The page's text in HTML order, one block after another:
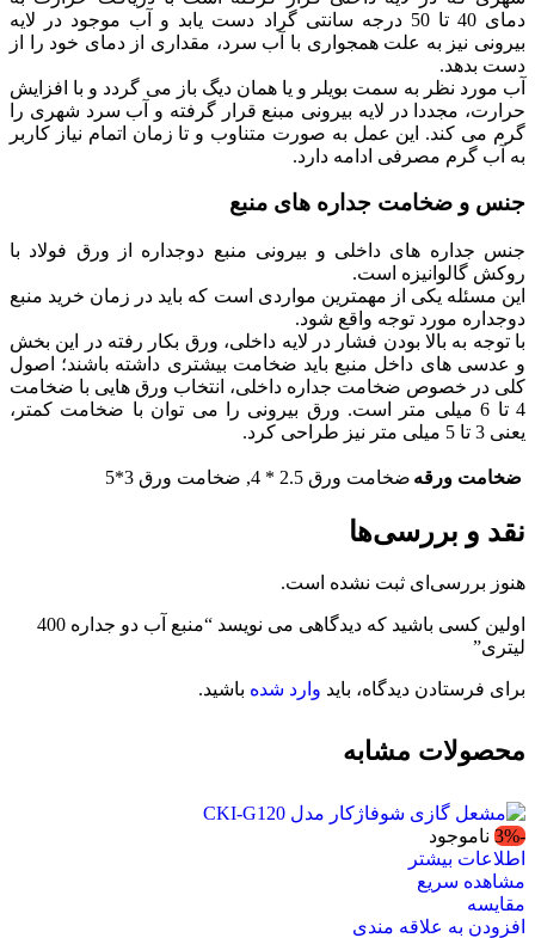
دمای 40 تا 50 درجه سانتی گراد دست یابد و آب موجود در لایه
بیرونی نیز به علت همجواری با آب سرد، مقداری از دمای خود را از
دست بدهد.
آب مورد نظر به سمت بویلر و یا همان دیگ باز می گردد و با افزایش
حرارت، مجددا در لایه بیرونی مبنع قرار گرفته و آب سرد شهری را
گرم می کند. این عمل به صورت متناوب و تا زمان اتمام نیاز کاربر
به آب گرم مصرفی ادامه دارد.
جنس و ضخامت جداره های منبع
جنس جداره های داخلی و بیرونی منبع دوجداره از ورق فولاد با
روکش گالوانیزه است.
این مسئله یکی از مهمترین مواردی است که باید در زمان خرید منبع
دوجداره مورد توجه واقع شود.
با توجه به بالا بودن فشار در لایه داخلی، ورق بکار رفته در این بخش
و عدسی های داخل منبع باید ضخامت بیشتری داشته باشند؛ اصول
کلی در خصوص ضخامت جداره داخلی، انتخاب ورق هایی با ضخامت
4 تا 6 میلی متر است. ورق بیرونی را می توان با ضخامت کمتر،
یعنی 3 تا 5 میلی متر نیز طراحی کرد.
ضخامت ورقه ضخامت ورق 2.5 * 4 , ضخامت ورق 3*5
نقد و بررسی‌ها
هنوز بررسی‌ای ثبت نشده است.
اولین کسی باشید که دیدگاهی می نویسد “منبع آب دو جداره 400
لیتری”
برای فرستادن دیدگاه، باید وارد شده باشید.
محصولات مشابه
-3%
ناموجود
اطلاعات بیشتر
مشاهده سریع
مقایسه
افزودن به علاقه مندی